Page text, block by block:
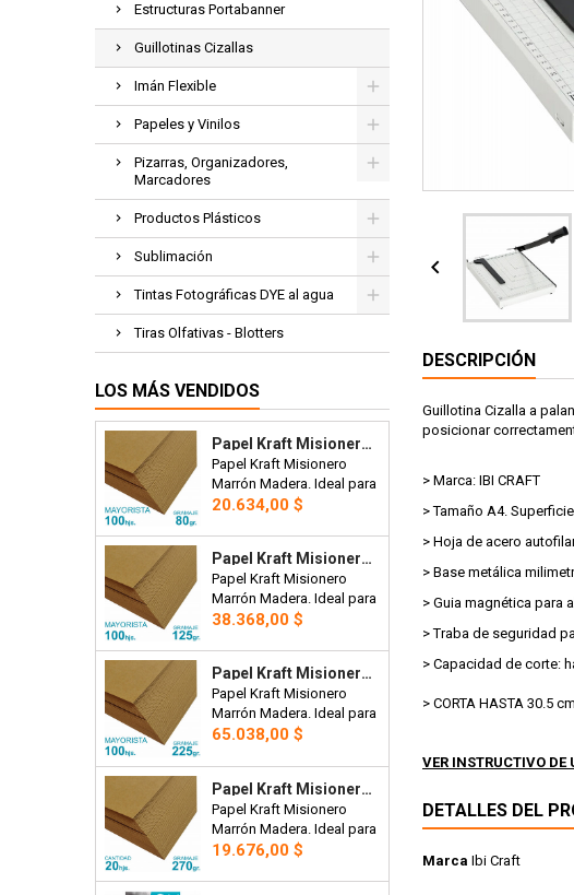
Estructuras Portabanner
Guillotinas Cizallas
Imán Flexible
Papeles y Vinilos
Pizarras, Organizadores,
Marcadores
Productos Plásticos
Sublimación
Tintas Fotográficas DYE al agua
Tiras Olfativas - Blotters
LOS MÁS VENDIDOS
Papel Kraft Misionero 120 X 85cm. 80 Gr. Madera Marron X100 Hojas Precio Mayorista.
Papel Kraft Misionero
Marrón Madera. Ideal para
bolsas, manteles,
Mayorista x 100 hojas.
Precio
20.634,00 $
Papel Kraft Misionero 120 X 85cm. 125 Gr. Madera Marrón X100 Hojas Precio Mayorista.
Papel Kraft Misionero
Marrón Madera. Ideal para
bolsas, artesanías,
costura, tarjetas,
envoltorios, invitaciones.
120 x 85cm. 270 gr. Precio
Mayorista x100 hojas
Precio
38.368,00 $
Papel Kraft Misionero 120 X 85cm. 225 Gr. Madera Marrón X100 Hojas Precio Mayorista.
Papel Kraft Misionero
Marrón Madera. Ideal para
bolsas, artesanías,
plantillas de corte para
costura, tarjetas,
envoltorios, invitaciones.
120 x 85cm. 225 grs.
Precio Mayorista x100
Precio
65.038,00 $
Papel Kraft Misionero 120 X 85cm. 270 Gr. Madera Marrón X20 Hojas
Papel Kraft Misionero
Marrón Madera. Ideal para
bolsas, artesanías,
plantillas de corte para
Precio
19.676,00 $

DESCRIPCIÓN
Guillotina Cizalla a
posicionar
> Marca: IBI CRAFT
> Tamaño A4.
> Hoja de acero
> Base metálica
> Guia magnética para
> Traba de seguridad
> Capacidad de corte:
> CORTA HASTA 30.5
VER INSTRUCTIVO DE
DETALLES DEL
Marca Ibi Craft